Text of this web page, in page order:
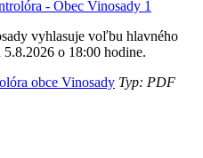
vyhlasuje voľbu hlavného
o 18:00 hodine.
obce Vinosady Typ: PDF